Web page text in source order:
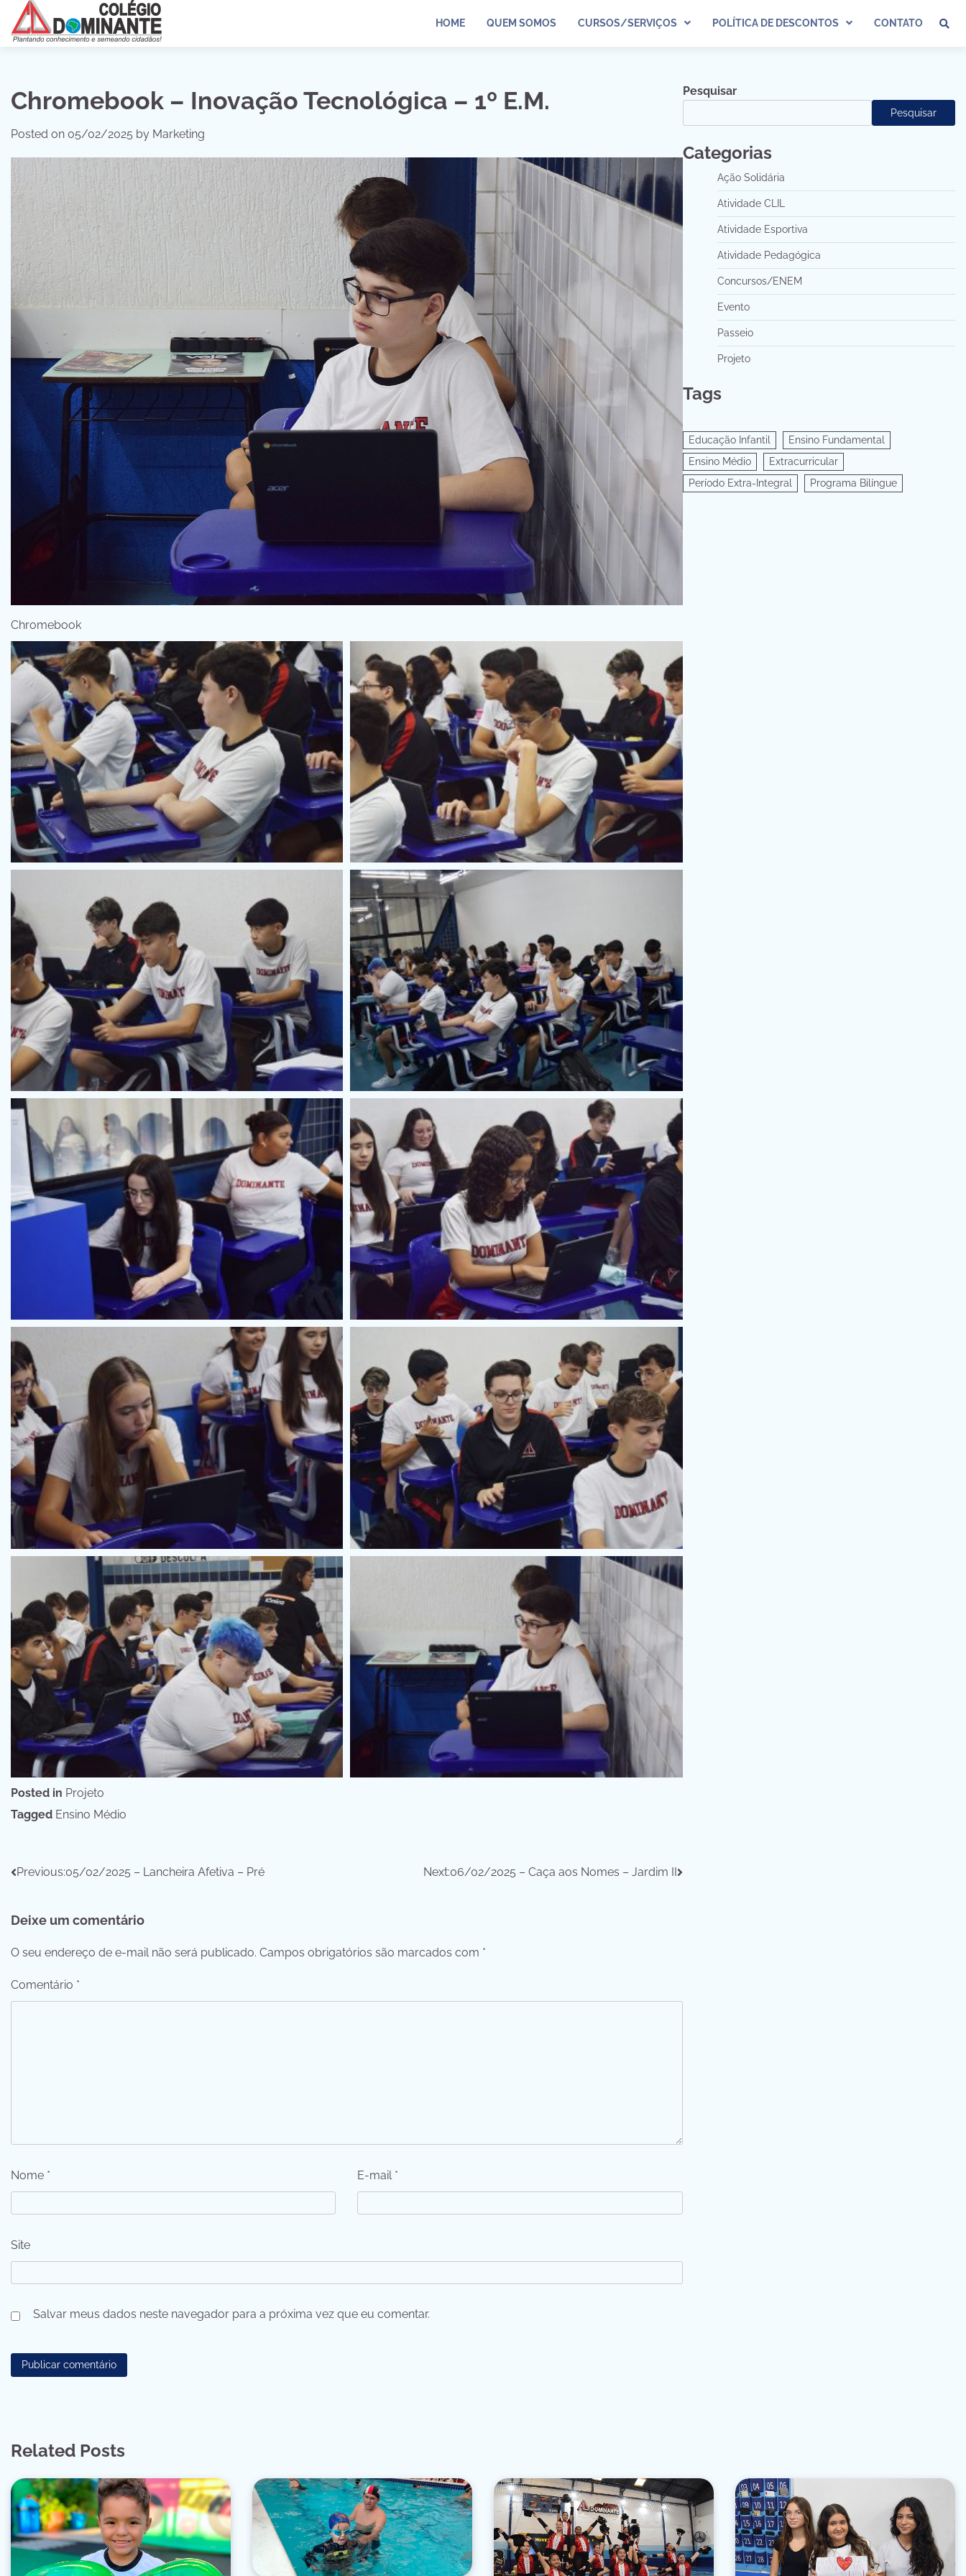
content
HOME QUEM SOMOS CURSOS/SERVIÇOS POLÍTICA DE DESCONTOS CONTATO
Chromebook – Inovação Tecnológica – 1º E.M.
Posted on 05/02/2025 by Marketing
Chromebook
Posted in Projeto
Tagged Ensino Médio
Navegação
Post
Previous:05/02/2025 – Lancheira Afetiva – Pré Next:06/02/2025 – Caça aos Nomes – Jardim II
Deixe um comentário
O seu endereço de e-mail não será publicado. Campos obrigatórios são marcados com *
Comentário *
Nome * E-mail *
Site
Salvar meus dados neste navegador para a próxima vez que eu comentar.
Pesquisar
Pesquisar
Categorias
Ação Solidária
Atividade CLIL
Atividade Esportiva
Atividade Pedagógica
Concursos/ENEM
Evento
Passeio
Projeto
Tags
Educação Infantil
Ensino Fundamental
Ensino Médio
Extracurricular
Período Extra-Integral
Programa Bilíngue
Related Posts